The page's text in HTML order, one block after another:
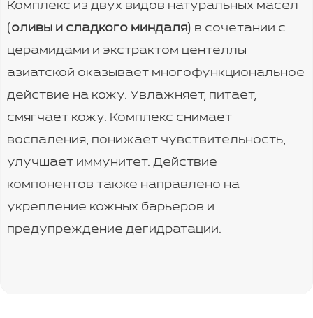
Комплекс из двух видов натуральных масел
( оливы и сладкого миндаля) в сочетании с
церамидами и экстрактом центеллы
азиатской оказывает многофункциональное
действие на кожу. Увлажняет, питает,
смягчает кожу. Комплекс снимает
воспаления, понижает чувствительность,
улучшает иммунитет. Действие
компонентов также направлено на
укрепление кожных барьеров и
предупреждение дегидратации.